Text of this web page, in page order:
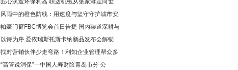
匠心筑造环保利器 联达机械从张家港走向世
风雨中的橙色防线：用速度与坚守守护城市安
帕豪门窗FBC博览会首日告捷 国内渠道深耕与
以诗为序 爱依瑞斯托斯卡纳新品发布会解锁
找对营销伙伴少走弯路！利知企业管理帮众多
“高管说消保”—中国人寿财险青岛市分 公